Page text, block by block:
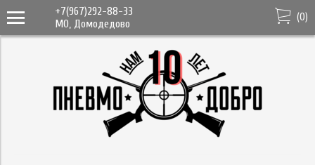
+7(967)292-88-33
МО, Домодедово
(0)